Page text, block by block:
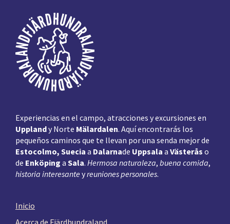
página
Experiencias en el campo, atracciones y excursiones en
Upplandy Norte Mälardalen. Aquí encontrarás los
pequeños caminos que te llevan por una senda mejor de
Estocolmo, Suecia a Dalarnade Uppsala a Västerås o
de Enköping a Sala. Hermosa naturaleza, buena comida,
historia interesante yreuniones personales.
Inicio
Acerca de Fjärdhundraland